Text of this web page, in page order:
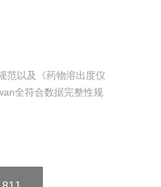
范以及《药物溶出度仪
全符合数据完整性规